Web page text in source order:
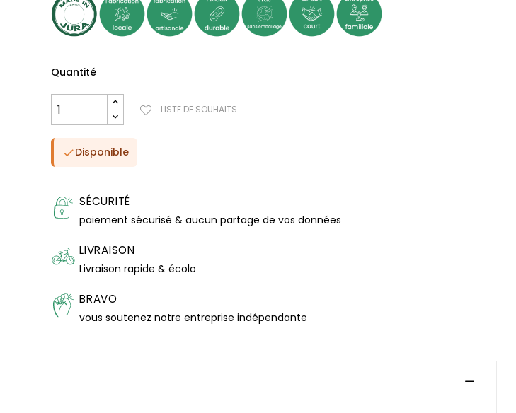
Quantité
LISTE DE SOUHAITS
Disponible
SÉCURITÉ
paiement sécurisé & aucun partage de vos données
LIVRAISON
Livraison rapide & écolo
BRAVO
vous soutenez notre entreprise indépendante